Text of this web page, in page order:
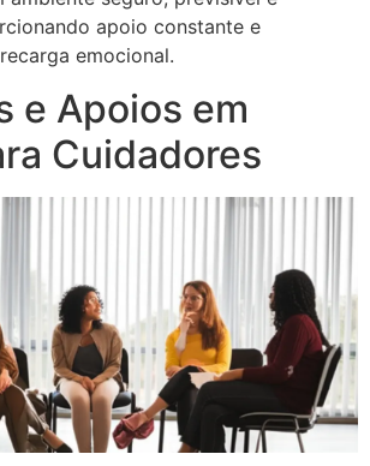
apoio constante e
emocional.
e Apoios em
Cuidadores